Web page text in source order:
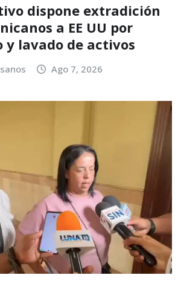
dispone extradición
a EE UU por
lavado de activos
Ago 7, 2026